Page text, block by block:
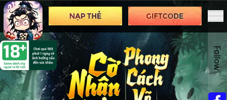
Follow